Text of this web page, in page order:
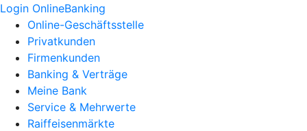
Login OnlineBanking
Online-Geschäftsstelle
Privatkunden
Firmenkunden
Banking & Verträge
Meine Bank
Service & Mehrwerte
Raiffeisenmärkte